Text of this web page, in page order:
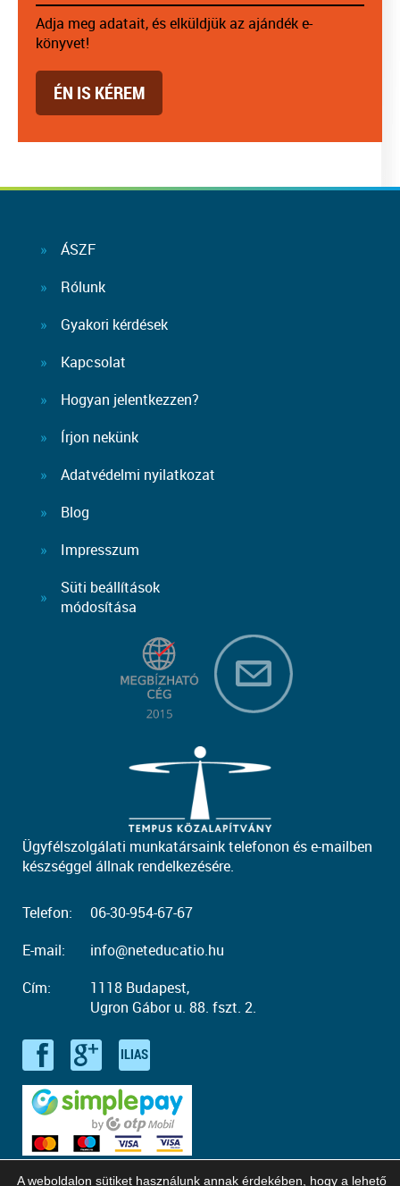
Adja meg adatait, és elküldjük az ajándék e-
könyvet!
ÉN IS KÉREM
ÁSZF
Rólunk
Gyakori kérdések
Kapcsolat
Hogyan jelentkezzen?
Írjon nekünk
Adatvédelmi nyilatkozat
Blog
Impresszum
Süti beállítások
módosítása
Ügyfélszolgálati munkatársaink telefonon és e-mailben
készséggel állnak rendelkezésére.
Telefon:
06-30-954-67-67
E-mail:
info@neteducatio.hu
Cím:
1118 Budapest,
Ugron Gábor u. 88. fszt. 2.
A weboldalon sütiket használunk annak érdekében, hogy a lehető